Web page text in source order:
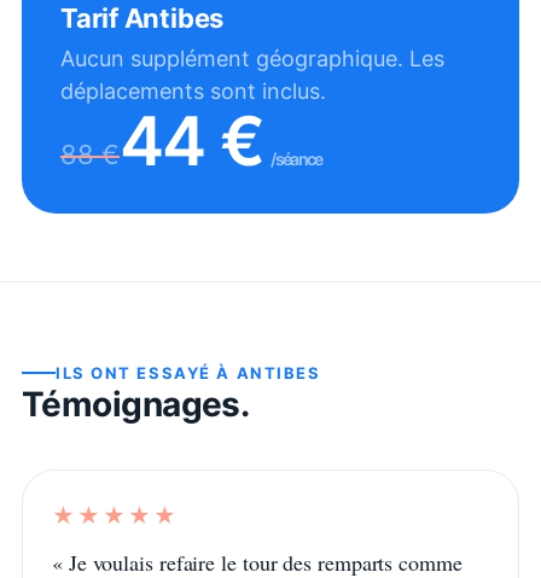
TarifAntibes
Aucun supplément géographique. Les
déplacements sont inclus.
88€44 € /séance
ILS ONT ESSAYÉ À ANTIBES
Témoignages.
★★★★★
« Je voulais refaire le tour des remparts comme